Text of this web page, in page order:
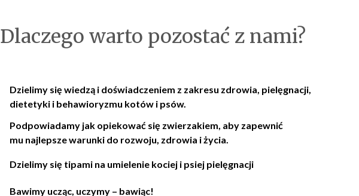
Dlaczego warto pozostać z nami?
Dzielimy się wiedzą i doświadczeniem z zakresu zdrowia, pielęgnacji,
dietetyki i behawioryzmu kotów i psów.
Podpowiadamy jak opiekować się zwierzakiem, aby zapewnić
mu najlepsze warunki do rozwoju, zdrowia i życia.
Dzielimy się tipami na umielenie kociej i psiej pielęgnacji
Bawimy ucząc, uczymy – bawiąc!